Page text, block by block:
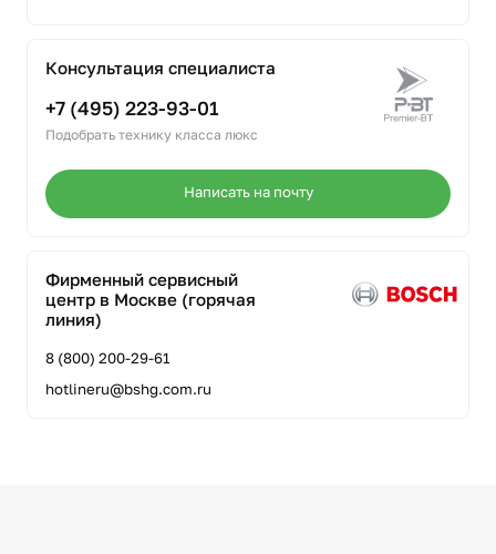
Консультация специалиста
+7 (495) 223-93-01
Подобрать технику класса люкс
Написать на почту
Фирменный сервисный
центр в Москве (горячая
линия)
8 (800) 200-29-61
hotlineru@bshg.com.ru